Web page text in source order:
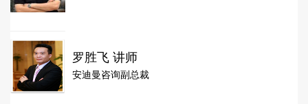
罗胜飞 讲师
安迪曼咨询副总裁